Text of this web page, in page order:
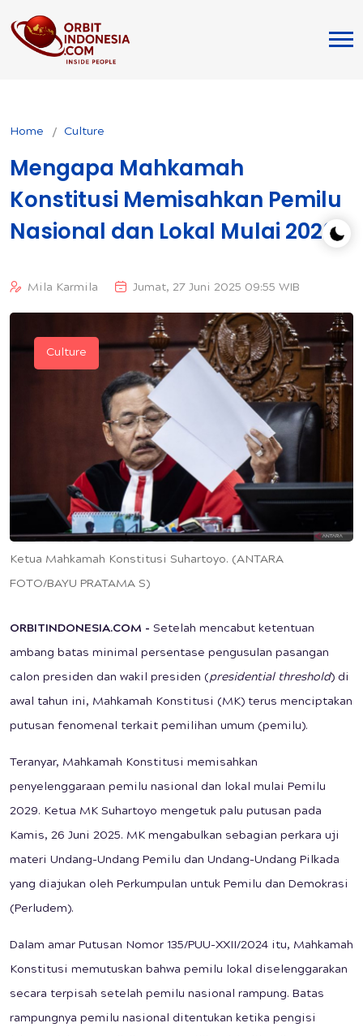
Home Culture
Mengapa Mahkamah
Konstitusi Memisahkan Pemilu
Nasional dan Lokal Mulai 2029?
Mila Karmila Jumat, 27 Juni 2025 09:55 WIB
Ketua Mahkamah Konstitusi Suhartoyo. (ANTARA
FOTO/BAYU PRATAMA S)
Culture
ORBITINDONESIA.COM - Setelah mencabut ketentuan
ambang batas minimal persentase pengusulan pasangan
calon presiden dan wakil presiden (presidential threshold) di
awal tahun ini, Mahkamah Konstitusi (MK) terus menciptakan
putusan fenomenal terkait pemilihan umum (pemilu).
Teranyar, Mahkamah Konstitusi memisahkan
penyelenggaraan pemilu nasional dan lokal mulai Pemilu
2029. Ketua MK Suhartoyo mengetuk palu putusan pada
Kamis, 26 Juni 2025. MK mengabulkan sebagian perkara uji
materi Undang-Undang Pemilu dan Undang-Undang Pilkada
yang diajukan oleh Perkumpulan untuk Pemilu dan Demokrasi
(Perludem).
Dalam amar Putusan Nomor 135/PUU-XXII/2024 itu, Mahkamah
Konstitusi memutuskan bahwa pemilu lokal diselenggarakan
secara terpisah setelah pemilu nasional rampung. Batas
rampungnya pemilu nasional ditentukan ketika pengisi